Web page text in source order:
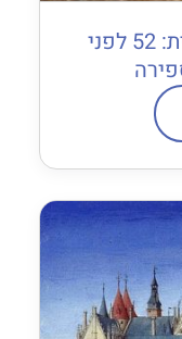
פריז בתקופה הגאלו-רומית: 52 לפני